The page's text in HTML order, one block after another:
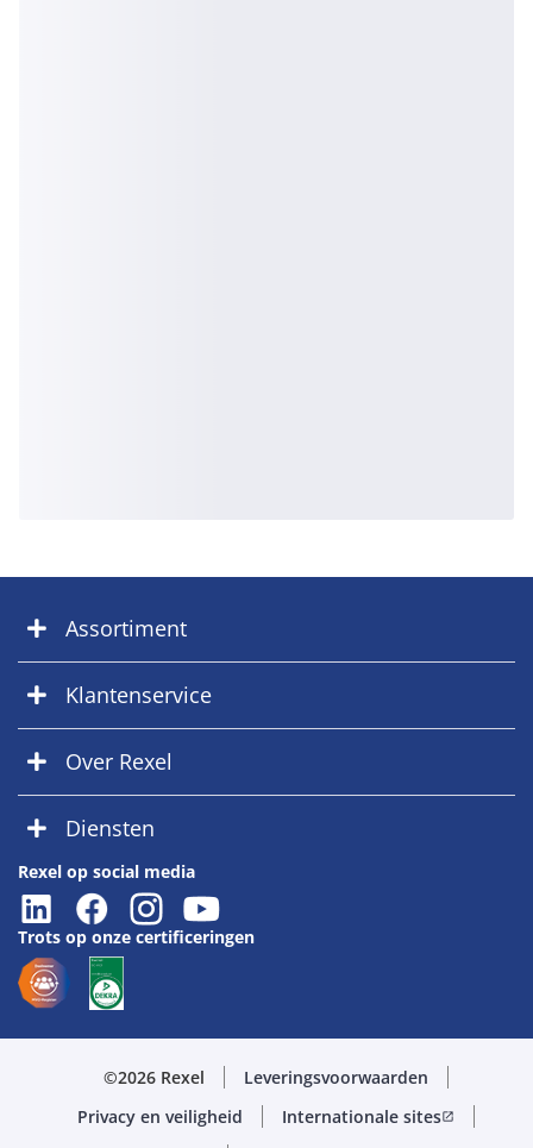
Assortiment
Klantenservice
Over Rexel
Diensten
Rexel op social media
Trots op onze certificeringen
©2026 Rexel
Leveringsvoorwaarden
Privacy en veiligheid
Internationale sitesopen_in_new